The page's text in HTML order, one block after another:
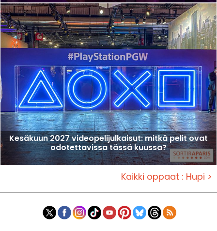
Kesäkuun 2027 videopelijulkaisut: mitkä pelit ovat
odotettavissa tässä kuussa?
Kaikki oppaat : Hupi >